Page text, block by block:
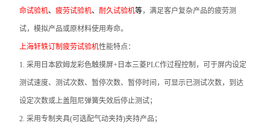
光学类仪器
环境试验箱
材料试验机
命试验机、疲劳试验机、 耐久试验机等，满足客户复杂产品的疲劳测
试，模拟产品或原材料使用寿命。
上海轩轶订制疲劳试验机性能特点：
1.采用日本欧姆龙彩色触摸屏+日本三菱PLC作过程控制，可于屏内设定
测试速度、测试次数、暂停次数、暂停时间，可显示已测试次数，到达
设定次数或上盖阻尼弹簧失效后停止测试；
2.采用专制夹具(可选配气动夹持)夹持产品；